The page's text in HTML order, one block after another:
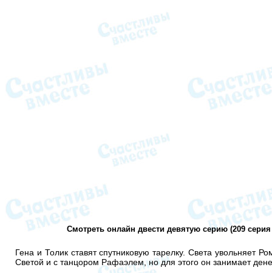
Смотреть онлайн двести девятую серию (209
Гена и Толик ставят спутниковую тарелку. Света увольняет
Светой и с танцором Рафаэлем, но для этого он занимает